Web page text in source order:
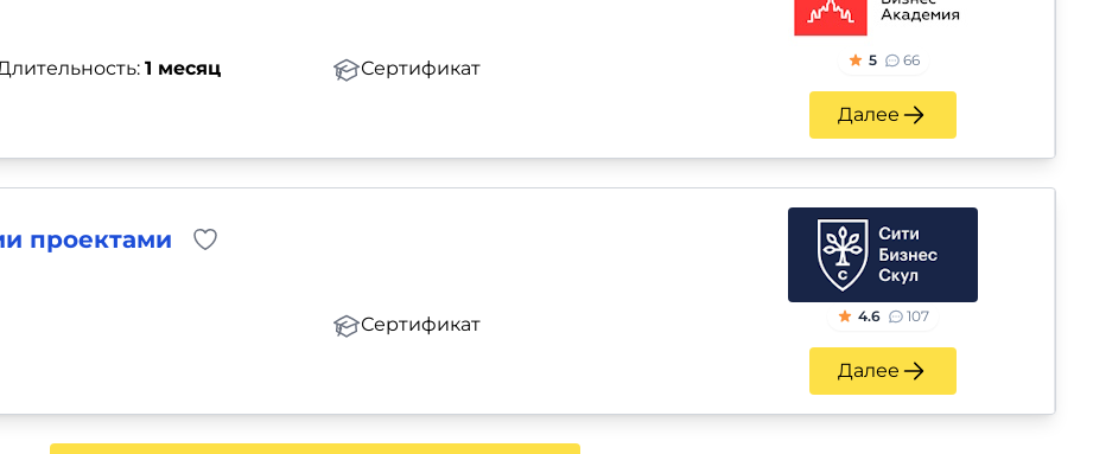
1 месяц
Сертификат
5 66
Далее
проектами
Сертификат
4.6 107
Далее